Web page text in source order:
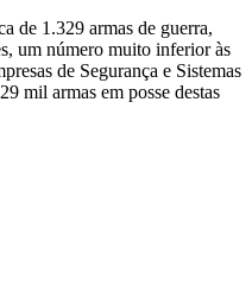
de 1.329 armas de guerra,
um número muito inferior às
de Segurança e Sistemas
mil armas em posse destas